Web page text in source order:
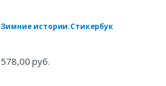
Зимние истории.Стикербук
578,00 руб.